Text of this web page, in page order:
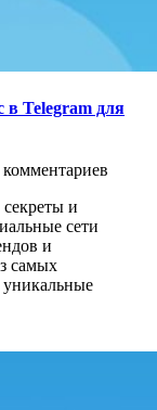
в Telegram для
и
сети
и
самых
уникальные